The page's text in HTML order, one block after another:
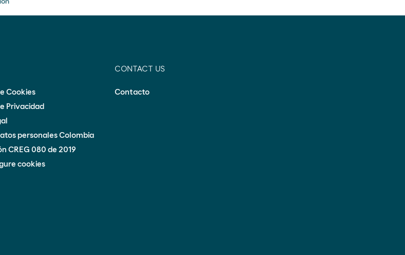
Cookies
Privacidad
personales Colombia
CREG 080 de 2019
cookies
CONTACT US
Contacto